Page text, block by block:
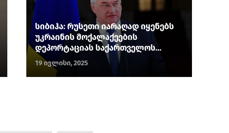
სიბიჰა: რუსეთი იარაღად იყენებს
უკრაინის მოქალაქეების
დეპორტაციას საქართველოს
გავლით
19 ივლისი, 2025